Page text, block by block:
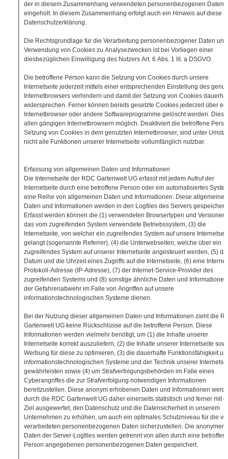
der in diesem Zusammenhang verwendeten personenbezogenen Daten
eingeholt. In diesem Zusammenhang erfolgt auch ein Hinweis auf diese
Datenschutzerklärung.
Die Rechtsgrundlage für die Verarbeitung personenbezogener Daten
Verwendung von Cookies zu Analysezwecken ist bei Vorliegen einer
diesbezüglichen Einwilligung des Nutzers Art. 6 Abs. 1 lit. a DSGVO.
Die betroffene Person kann die Setzung von Cookies durch unsere
Internetseite jederzeit mittels einer entsprechenden Einstellung des
Internetbrowsers verhindern und damit der Setzung von Cookies
widersprechen. Ferner können bereits gesetzte Cookies jederzeit über
Internetbrowser oder andere Softwareprogramme gelöscht werden. Dies
allen gängigen Internetbrowsern möglich. Deaktiviert die betroffene
Setzung von Cookies in dem genutzten Internetbrowser, sind unter
nicht alle Funktionen unserer Internetseite vollumfänglich nutzbar.
Erfassung von allgemeinen Daten und Informationen
Die Internetseite der RDC Gartenwelt UG erfasst mit jedem Aufruf der
Internetseite durch eine betroffene Person oder ein automatisiertes
eine Reihe von allgemeinen Daten und Informationen. Diese allgemeinen
Daten und Informationen werden in den Logfiles des Servers gespeichert.
Erfasst werden können die (1) verwendeten Browsertypen und
das vom zugreifenden System verwendete Betriebssystem, (3) die
Internetseite, von welcher ein zugreifendes System auf unsere
gelangt (sogenannte Referrer), (4) die Unterwebseiten, welche über ein
zugreifendes System auf unserer Internetseite angesteuert werden, (5)
Datum und die Uhrzeit eines Zugriffs auf die Internetseite, (6) eine
Protokoll-Adresse (IP-Adresse), (7) der Internet-Service-Provider des
zugreifenden Systems und (8) sonstige ähnliche Daten und
der Gefahrenabwehr im Falle von Angriffen auf unsere
informationstechnologischen Systeme dienen.
Bei der Nutzung dieser allgemeinen Daten und Informationen zieht die
Gartenwelt UG keine Rückschlüsse auf die betroffene Person. Diese
Informationen werden vielmehr benötigt, um (1) die Inhalte unserer
Internetseite korrekt auszuliefern, (2) die Inhalte unserer Internetseite
Werbung für diese zu optimieren, (3) die dauerhafte Funktionsfähigkeit
informationstechnologischen Systeme und der Technik unserer
gewährleisten sowie (4) um Strafverfolgungsbehörden im Falle eines
Cyberangriffes die zur Strafverfolgung notwendigen Informationen
bereitzustellen. Diese anonym erhobenen Daten und Informationen
durch die RDC Gartenwelt UG daher einerseits statistisch und ferner mit
Ziel ausgewertet, den Datenschutz und die Datensicherheit in unserem
Unternehmen zu erhöhen, um auch ein optimales Schutzniveau für die
verarbeiteten personenbezogenen Daten sicherzustellen. Die anonymen
Daten der Server-Logfiles werden getrennt von allen durch eine
Person angegebenen personenbezogenen Daten gespeichert.